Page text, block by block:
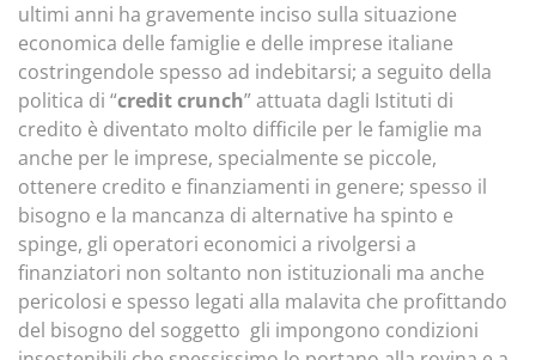
ultimi anni ha gravemente inciso sulla situazione
economica delle famiglie e delle imprese italiane
costringendole spesso ad indebitarsi; a seguito della
politica di “credit crunch” attuata dagli Istituti di
credito è diventato molto difficile per le famiglie ma
anche per le imprese, specialmente se piccole,
ottenere credito e finanziamenti in genere; spesso il
bisogno e la mancanza di alternative ha spinto e
spinge, gli operatori economici a rivolgersi a
finanziatori non soltanto non istituzionali ma anche
pericolosi e spesso legati alla malavita che profittando
del bisogno del soggetto gli impongono condizioni